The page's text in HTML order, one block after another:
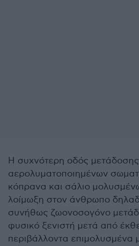
Η συχνότερη οδός μετάδοσης
αερολυματοποιημένων
κόπρανα και σάλιο
λοίμωξη στον άνθρωπο
συνήθως ζωονοσογόνο
φυσικό ξενιστή μετά από
περιβάλλοντα επιμολυσμένα